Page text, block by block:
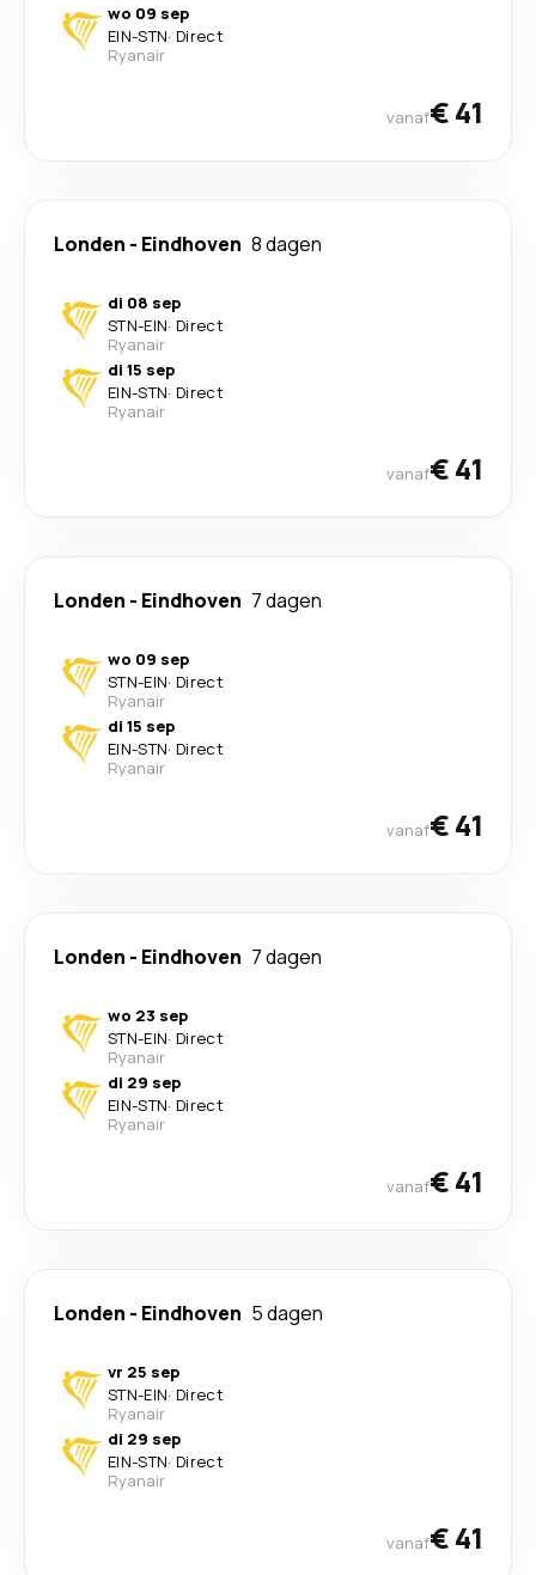
wo 09 sep
EIN-STN· Direct
Ryanair
vanaf€ 41
Londen - Eindhoven 8 dagen
di 08 sep
STN-EIN· Direct
Ryanair
di 15 sep
EIN-STN· Direct
Ryanair
vanaf€ 41
Londen - Eindhoven 7 dagen
wo 09 sep
STN-EIN· Direct
Ryanair
di 15 sep
EIN-STN· Direct
Ryanair
vanaf€ 41
Londen - Eindhoven 7 dagen
wo 23 sep
STN-EIN· Direct
Ryanair
di 29 sep
EIN-STN· Direct
Ryanair
vanaf€ 41
Londen - Eindhoven 5 dagen
vr 25 sep
STN-EIN· Direct
Ryanair
di 29 sep
EIN-STN· Direct
Ryanair
vanaf€ 41